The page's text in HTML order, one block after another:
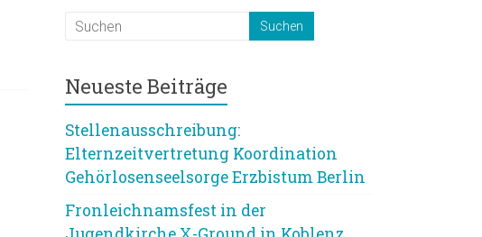
Neueste Beiträge
Stellenausschreibung:
Elternzeitvertretung Koordination
Gehörlosenseelsorge Erzbistum Berlin
Fronleichnamsfest in der